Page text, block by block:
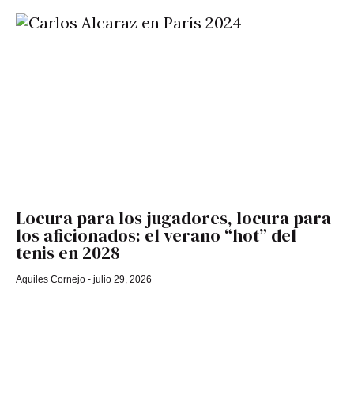
Locura para los jugadores, locura para
los aficionados: el verano “hot” del
tenis en 2028
Aquiles Cornejo julio 29, 2026